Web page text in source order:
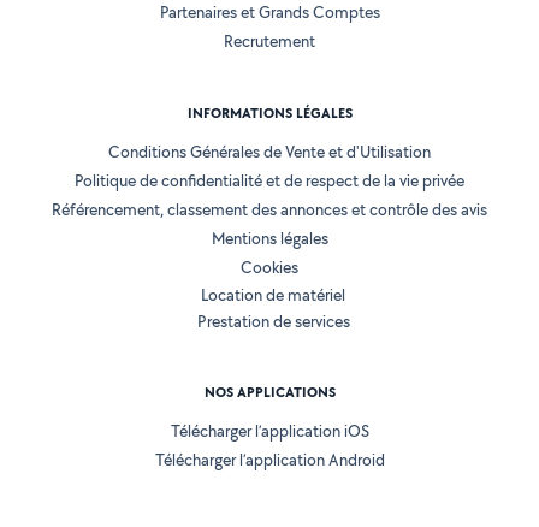
Partenaires et Grands Comptes
Recrutement
INFORMATIONS LÉGALES
Conditions Générales de Vente et d'Utilisation
Politique de confidentialité et de respect de la vie privée
Référencement, classement des annonces et contrôle des avis
Mentions légales
Cookies
Location de matériel
Prestation de services
NOS APPLICATIONS
Télécharger l’application iOS
Télécharger l’application Android